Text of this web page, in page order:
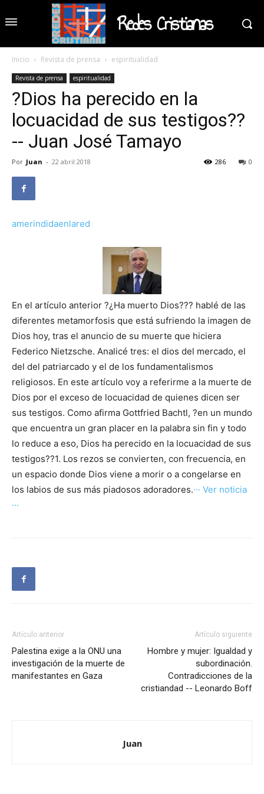
Redes Cristianas
Inicio Revista de prensa espiritualidad
Revista de prensa espiritualidad
?Dios ha perecido en la
locuacidad de sus testigos??
-- Juan José Tamayo
Por Juan - 22 abril 2018 0
286
amerindidaenlared
En el artículo anterior ?¿Ha muerto Dios??? hablé de las
diferentes metamorfosis que está sufriendo la imagen de
Dios hoy, tras el anuncio de su muerte que hiciera
Federico Nietzsche. Analicé tres: el dios del mercado, el
del del patriarcado y el de los fundamentalismos
religiosos. En este artículo voy a referirme a la muerte de
Dios por el exceso de locuacidad de quienes dicen ser
sus testigos. Como afirma Gottfried Bachtl, ?en un mundo
que encuentra un gran placer en la palabra sin fin y todo
lo reduce a eso, Dios ha perecido en la locuacidad de sus
testigos??1. Los rezos se convierten, con frecuencia, en
un espacio donde Dios viene a morir o a congelarse en
los labios de sus más piadosos adoradores.··· Ver noticia
···
Artículo anterior
Palestina exige a la ONU una
investigación de la muerte de
manifestantes en Gaza
Artículo siguiente
Hombre y mujer: Igualdad y
subordinación.
Contradicciones de la
cristiandad -- Leonardo Boff
Juan